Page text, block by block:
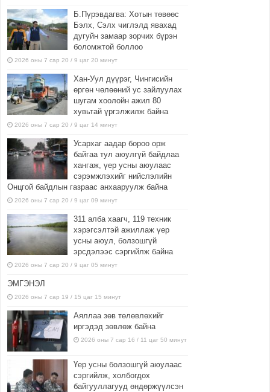
Б.Пүрэвдагва: Хотын төвөөс
Бэлх, Сэлх чиглэлд явахад
дугуйн замаар зорчих бүрэн
боломжтой боллоо
2026 оны 7 сар 20 / 9 цаг 20 минут
Хан-Уул дүүрэг, Чингисийн
өргөн чөлөөний ус зайлуулах
шугам хоолойн ажил 80
хувьтай үргэлжилж байна
2026 оны 7 сар 20 / 9 цаг 14 минут
Усархаг аадар бороо орж
байгаа тул аюулгүй байдлаа
хангаж, үер усны аюулаас
сэрэмжлэхийг нийслэлийн
Онцгой байдлын газраас анхааруулж байна
2026 оны 7 сар 20 / 9 цаг 09 минут
311 алба хаагч, 119 техник
хэрэгсэлтэй ажиллаж үер
усны аюул, болзошгүй
эрсдэлээс сэргийлж байна
2026 оны 7 сар 20 / 9 цаг 05 минут
ЭМГЭНЭЛ
2026 оны 7 сар 19 / 15 цаг 15 минут
Аяллаа зөв төлөвлөхийг
иргэдэд зөвлөж байна
2026 оны 7 сар 16 / 11 цаг 50 минут
Үер усны болзошгүй аюулаас
сэргийлж, холбогдох
байгууллагууд өндөржүүлсэн